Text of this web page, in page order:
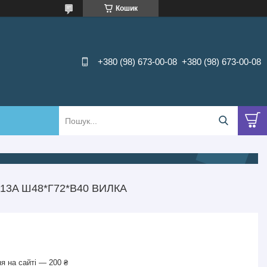
Кошик
+380 (98) 673-00-08 +380 (98) 673-00-08
Ш48*Г72*В40 ВИЛКА
на сайті — 200 ₴